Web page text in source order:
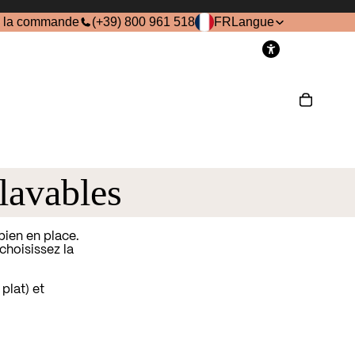
la commande (+39) 800 961 518 FRLangue
en place.
la
plat) et